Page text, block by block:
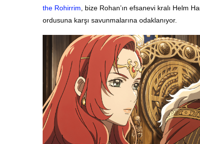
the Rohirrim , bize Rohan’ın efsanevi kralı Helm
ordusuna karşı savunmalarına odaklanıyor.